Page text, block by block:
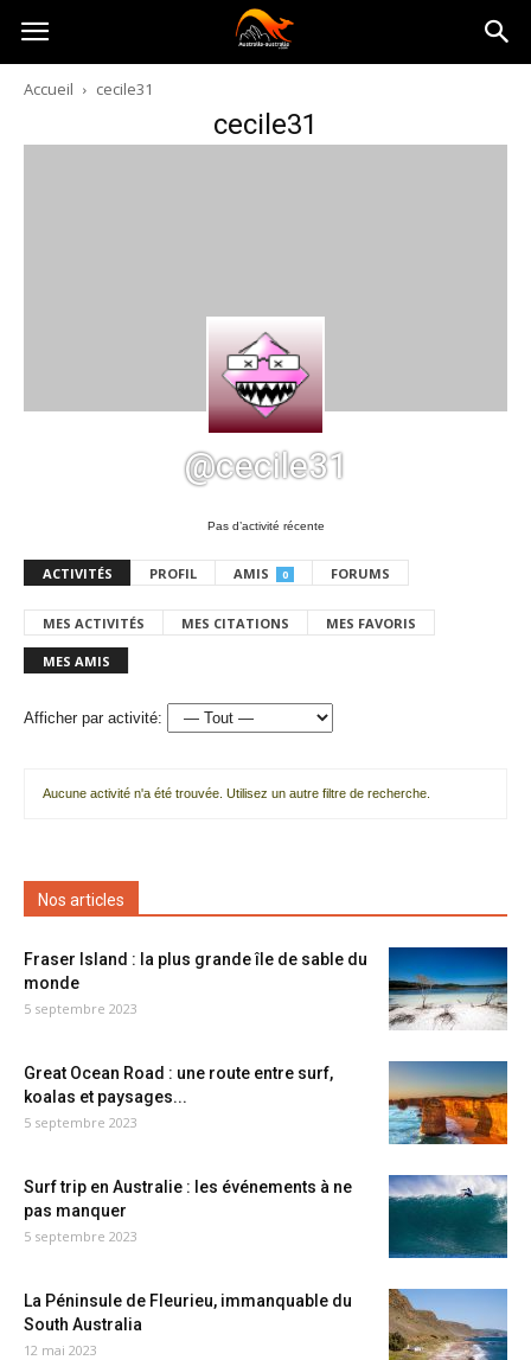
Australia-
australie.com
Accueil cecile31
cecile31
@cecile31
Pas d’activité récente
ACTIVITÉS PROFIL AMIS 0 FORUMS
MES ACTIVITÉS MES CITATIONS MES FAVORIS
MES AMIS
Afficher par activité:
Aucune activité n'a été trouvée. Utilisez un autre filtre de recherche.
Nos articles
Fraser Island : la plus grande île de sable du
monde
5 septembre 2023
Great Ocean Road : une route entre surf,
koalas et paysages...
5 septembre 2023
Surf trip en Australie : les événements à ne
pas manquer
5 septembre 2023
La Péninsule de Fleurieu, immanquable du
South Australia
12 mai 2023